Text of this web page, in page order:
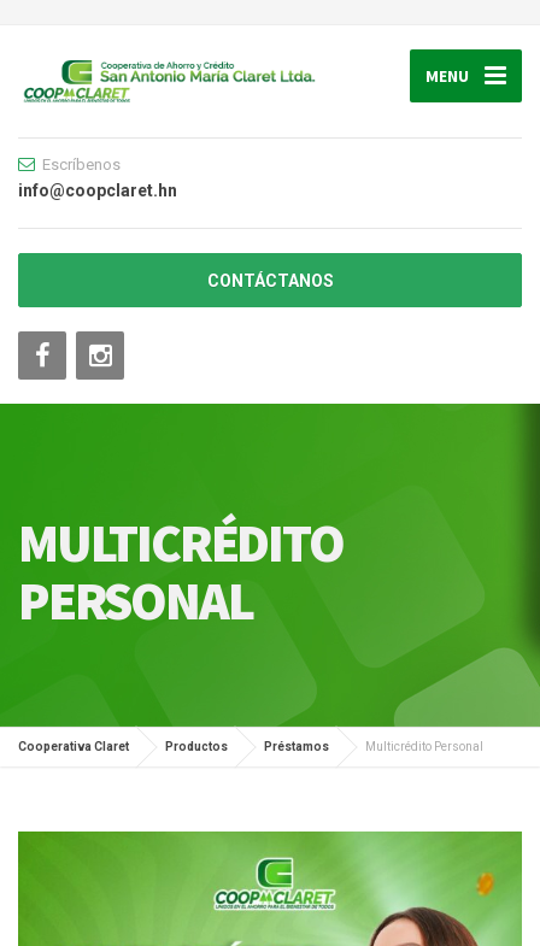
MENU
Escríbenos
info@coopclaret.hn
CONTÁCTANOS
MULTICRÉDITO
PERSONAL
Cooperativa Claret Productos Préstamos Multicrédito Personal